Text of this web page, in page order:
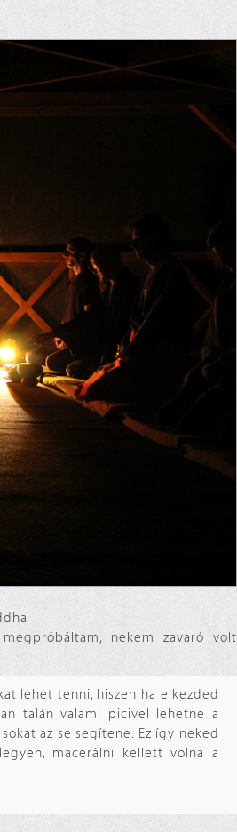
nekem zavaró volt
lehet tenni, hiszen ha elkezded
talán valami picivel lehetne a
az se segítene. Ez így neked
macerálni kellett volna a